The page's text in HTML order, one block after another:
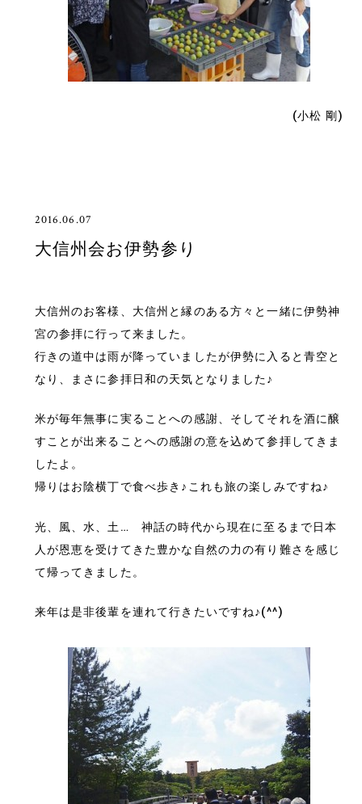
(小松 剛)
2016.06.07
大信州会お伊勢参り
大信州のお客様、大信州と縁のある方々と一緒に伊勢神
宮の参拝に行って来ました。
行きの道中は雨が降っていましたが伊勢に入ると青空と
なり、まさに参拝日和の天気となりました♪
米が毎年無事に実ることへの感謝、そしてそれを酒に醸
すことが出来ることへの感謝の意を込めて参拝してきま
したよ。
帰りはお陰横丁で食べ歩き♪これも旅の楽しみですね♪
光、風、水、土… 神話の時代から現在に至るまで日本
人が恩恵を受けてきた豊かな自然の力の有り難さを感じ
て帰ってきました。
来年は是非後輩を連れて行きたいですね♪(^^)